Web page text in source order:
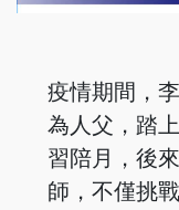
疫情期間，
為人父，踏
習陪月，後
師，不僅挑